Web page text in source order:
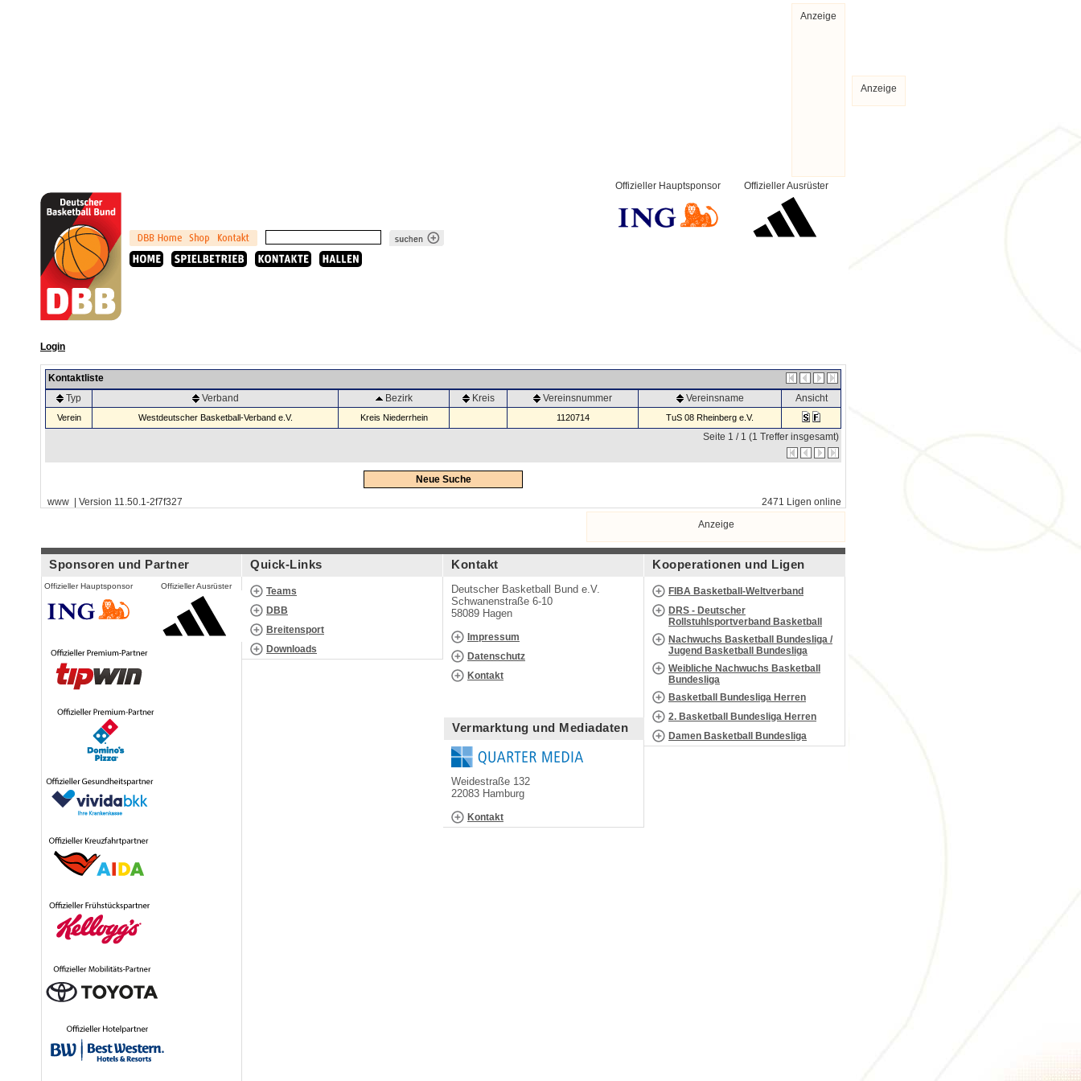
Anzeige
Offizieller Ausrüster
Offizieller Hauptsponsor
Login
Kontaktliste
Typ
Verband Bezirk Kreis Vereinsnummer Vereinsname Ansicht
Verein Westdeutscher Basketball-Verband e.V. Kreis Niederrhein 1120714 TuS 08 Rheinberg e.V.
Seite 1 / 1 (1 Treffer insgesamt)
Neue Suche
www | Version 11.50.1-2f7f327
2471 Ligen online
Anzeige
Sponsoren und Partner
Offizieller Hauptsponsor Offizieller Ausrüster
Quick-Links
Teams
DBB
Breitensport
Downloads
Kontakt
Deutscher Basketball Bund e.V.
Schwanenstraße 6-10
58089 Hagen
Impressum
Datenschutz
Kontakt
Vermarktung und Mediadaten
Weidestraße 132
22083 Hamburg
Kontakt
Kooperationen und Ligen
FIBA Basketball-Weltverband
DRS - Deutscher
Rollstuhlsportverband Basketball
Nachwuchs Basketball Bundesliga /
Jugend Basketball Bundesliga
Weibliche Nachwuchs Basketball
Bundesliga
Basketball Bundesliga Herren
2. Basketball Bundesliga Herren
Damen Basketball Bundesliga
Anzeige